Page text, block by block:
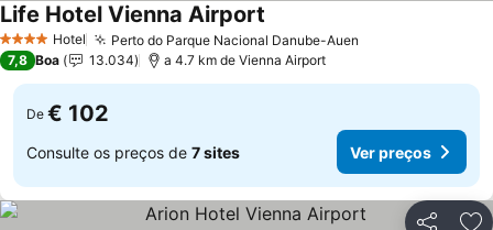
4 EstrelasHotel Perto do Parque Nacional Danube-Auen
Life Hotel Vienna Airport
7,8 Boa 13.034 a 4.7 km de Vienna Airport
De € 102
Consulte os preços de 7 sites Ver preços